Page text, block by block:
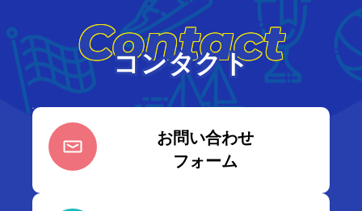
Contact
コンタクト
お問い合わせ
フォーム